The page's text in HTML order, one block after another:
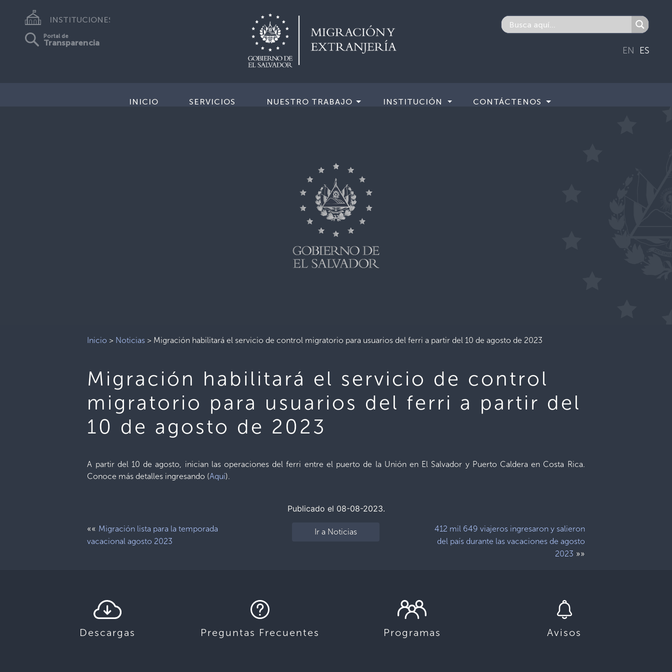
INSTITUCIONES
Portal de
Transparencia
EN ES
INICIO SERVICIOS NUESTRO TRABAJO INSTITUCIÓN CONTÁCTENOS
Inicio > Noticias > Migración habilitará el servicio de control migratorio para usuarios del ferri a partir del 10 de agosto de 2023
Migración habilitará el servicio de control
migratorio para usuarios del ferri a partir del
10 de agosto de 2023
A partir del 10 de agosto, inician las operaciones del ferri entre el puerto de la Unión en El Salvador y Puerto Caldera en Costa Rica.
Conoce más detalles ingresando (Aquí).
Publicado el 08-08-2023.
«« Migración lista para la temporada
vacacional agosto 2023
Ir a Noticias
412 mil 649 viajeros ingresaron y salieron
del país durante las vacaciones de agosto
2023 »»
Descargas Preguntas Frecuentes Programas Avisos